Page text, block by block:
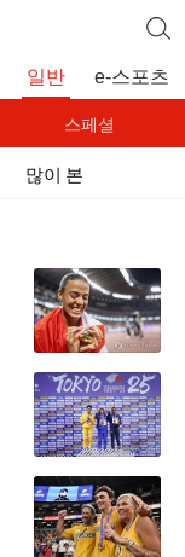
일반 e-스포츠
스페셜
많이 본